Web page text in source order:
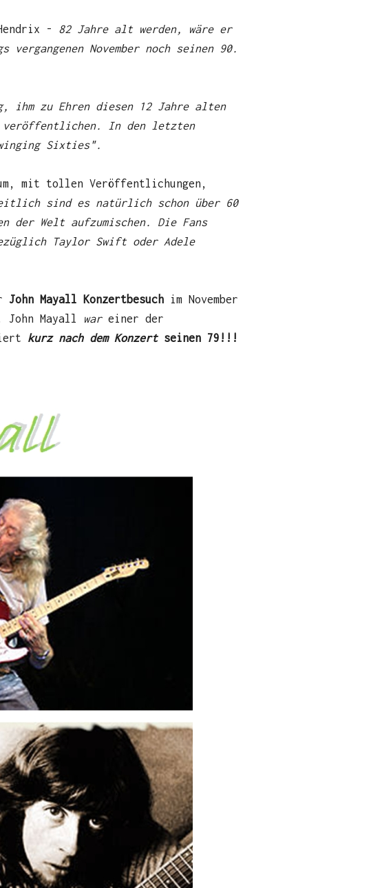
- 82 Jahre alt werden, wäre er
November noch seinen 90.
ihm zu Ehren diesen 12 Jahre alten
veröffentlichen. In den
letzten
Sixties".
mit tollen Veröffentlichungen,
sind es natürlich schon über 60
der Welt aufzumischen. Die Fans
Taylor Swift oder Adele
John Mayall Konzertbesuch im November
John Mayall war einer der
kurz nach dem Konzertseinen 79!!!